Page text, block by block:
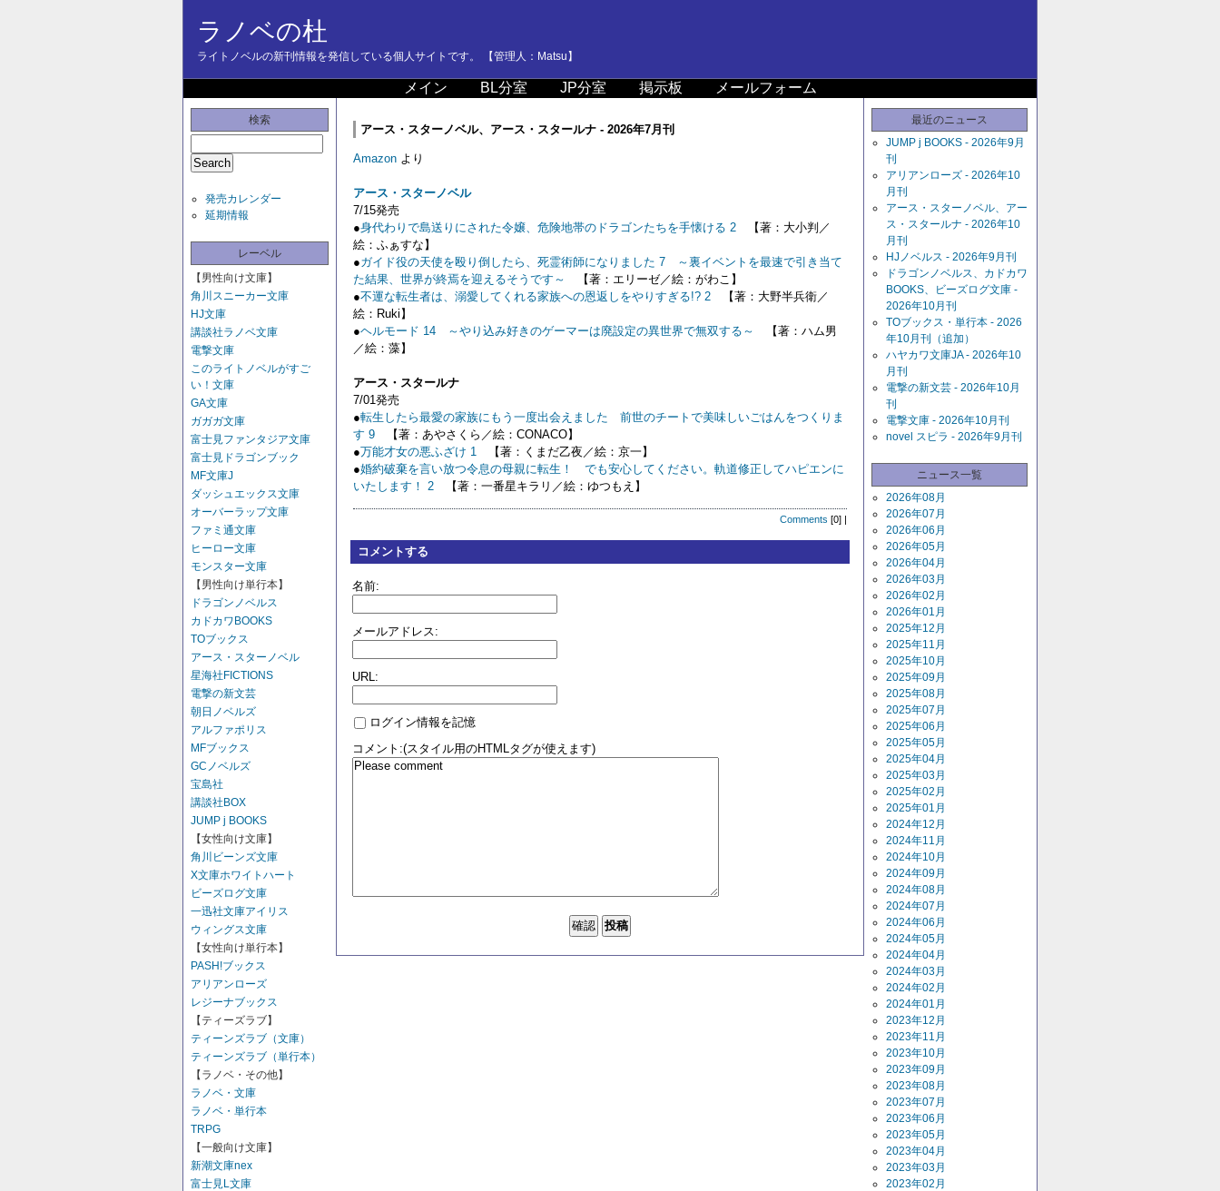
ラノベの杜
ライトノベルの新刊情報を発信している個人サイトです。 【管理人：Matsu】
メイン BL分室 JP分室 掲示板 メールフォーム
検索
発売カレンダー
延期情報
レーベル
【男性向け文庫】
角川スニーカー文庫
HJ文庫
講談社ラノベ文庫
電撃文庫
このライトノベルがすご
い！文庫
GA文庫
ガガガ文庫
富士見ファンタジア文庫
富士見ドラゴンブック
MF文庫J
ダッシュエックス文庫
オーバーラップ文庫
ファミ通文庫
ヒーロー文庫
モンスター文庫
【男性向け単行本】
ドラゴンノベルス
カドカワBOOKS
TOブックス
アース・スターノベル
星海社FICTIONS
電撃の新文芸
朝日ノベルズ
アルファポリス
MFブックス
GCノベルズ
宝島社
講談社BOX
JUMP j BOOKS
【女性向け文庫】
角川ビーンズ文庫
X文庫ホワイトハート
ビーズログ文庫
一迅社文庫アイリス
ウィングス文庫
【女性向け単行本】
PASH!ブックス
アリアンローズ
レジーナブックス
【ティーズラブ】
ティーンズラブ（文庫）
ティーンズラブ（単行本）
【ラノベ・その他】
ラノベ・文庫
ラノベ・単行本
TRPG
【一般向け文庫】
新潮文庫nex
富士見L文庫
アース・スターノベル、アース・スタールナ - 2026年7月刊
Amazon より
アース・スターノベル
7/15発売
●身代わりで島送りにされた令嬢、危険地帯のドラゴンたちを手懐ける 2 【著：大小判／
絵：ふぁすな】
●ガイド役の天使を殴り倒したら、死霊術師になりました 7 ～裏イベントを最速で引き当て
た結果、世界が終焉を迎えるそうです～
【著：エリーゼ／絵：がわこ】
●不運な転生者は、溺愛してくれる家族への恩返しをやりすぎる!? 2 【著：大野半兵衛／
絵：Ruki】
●ヘルモード 14 ～やり込み好きのゲーマーは廃設定の異世界で無双する～
【著：ハム男
／絵：藻】
アース・スタールナ
7/01発売
●転生したら最愛の家族にもう一度出会えました 前世のチートで美味しいごはんをつくりま
す 9 【著：あやさくら／絵：CONACO】
●万能才女の悪ふざけ 1 【著：くまだ乙夜／絵：京一】
●婚約破棄を言い放つ令息の母親に転生！ でも安心してください。軌道修正してハピエンに
いたします！ 2 【著：一番星キラリ／絵：ゆつもえ】
Comments [0] |
コメントする
名前:
メールアドレス:
URL:
ログイン情報を記憶
コメント:(スタイル用のHTMLタグが使えます)
最近のニュース
JUMP j BOOKS - 2026年9月
刊
アリアンローズ - 2026年10
月刊
アース・スターノベル、アー
ス・スタールナ - 2026年10
月刊
HJノベルス - 2026年9月刊
ドラゴンノベルス、カドカワ
BOOKS、ビーズログ文庫 -
2026年10月刊
TOブックス・単行本 - 2026
年10月刊（追加）
ハヤカワ文庫JA - 2026年10
月刊
電撃の新文芸 - 2026年10月
刊
電撃文庫 - 2026年10月刊
novel スピラ - 2026年9月刊
ニュース一覧
2026年08月
2026年07月
2026年06月
2026年05月
2026年04月
2026年03月
2026年02月
2026年01月
2025年12月
2025年11月
2025年10月
2025年09月
2025年08月
2025年07月
2025年06月
2025年05月
2025年04月
2025年03月
2025年02月
2025年01月
2024年12月
2024年11月
2024年10月
2024年09月
2024年08月
2024年07月
2024年06月
2024年05月
2024年04月
2024年03月
2024年02月
2024年01月
2023年12月
2023年11月
2023年10月
2023年09月
2023年08月
2023年07月
2023年06月
2023年05月
2023年04月
2023年03月
2023年02月